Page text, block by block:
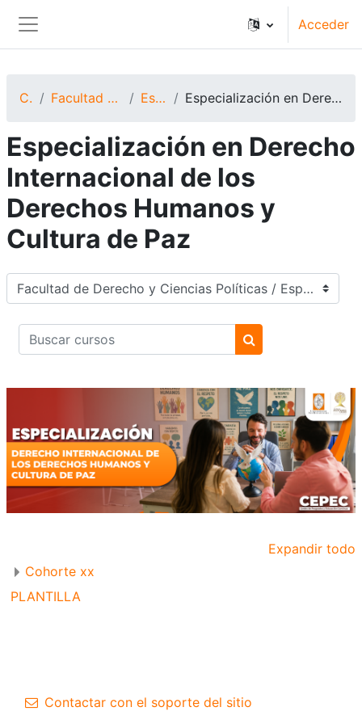
Panel lateral
Acceder
Cursos Facultad de Derecho y Ciencias Políticas Especializaciones Especialización en Derecho Internacional de los Derechos Humanos y Cultura de Paz
Especialización en Derecho
Internacional de los
Derechos Humanos y
Cultura de Paz
Categorías de curso
Buscar cursos
Buscar cursos
Expandir todo
Cohorte xx
PLANTILLA
Contactar con el soporte del sitio